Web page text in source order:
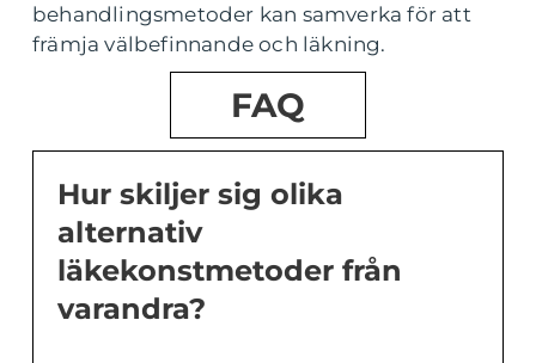
behandlingsmetoder kan samverka för att
främja välbefinnande och läkning.
FAQ
Hur skiljer sig olika
alternativ
läkekonstmetoder från
varandra?